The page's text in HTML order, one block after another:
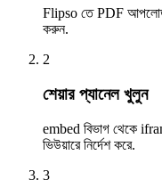
Flipso তে PDF আপলোড
করুন.
2
শেয়ার প্যানেল খুলুন
embed বিভাগ থেকে
ভিউয়ারে নির্দেশ করে.
3